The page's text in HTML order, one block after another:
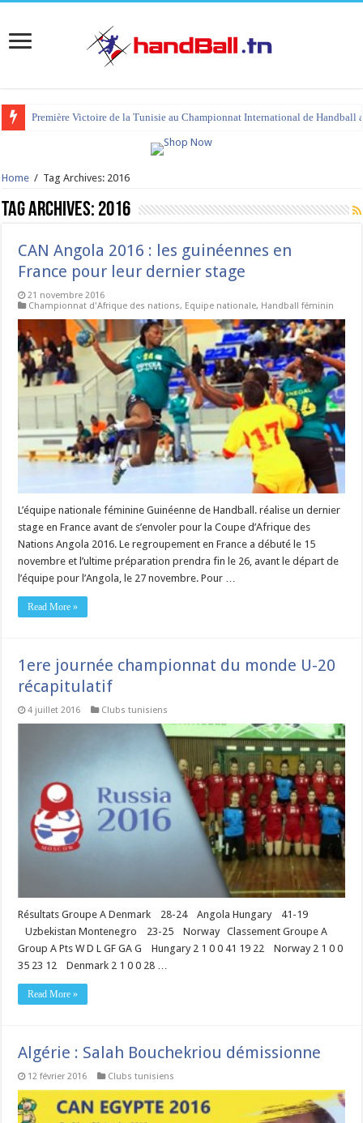
Première Victoire de la Tunisie au Championnat International de Handball
Home / Tag Archives: 2016
Tag Archives: 2016
CAN Angola 2016 : les guinéennes en
France pour leur dernier stage
21 novembre 2016
Championnat d'Afrique des nations, Equipe nationale, Handball féminin
L’équipe nationale féminine Guinéenne de Handball. réalise un dernier
stage en France avant de s’envoler pour la Coupe d’Afrique des
Nations Angola 2016. Le regroupement en France a débuté le 15
novembre et l’ultime préparation prendra fin le 26, avant le départ de
l’équipe pour l’Angola, le 27 novembre. Pour …
Read More »
1ere journée championnat du monde U-20
récapitulatif
4 juillet 2016 Clubs tunisiens
Résultats Groupe A Denmark 28-24 Angola Hungary 41-19
Uzbekistan Montenegro 23-25 Norway Classement Groupe A
Group A Pts W D L GF GA G Hungary 2 1 0 0 41 19 22 Norway 2 1 0 0
35 23 12 Denmark 2 1 0 0 28 …
Read More »
Algérie : Salah Bouchekriou démissionne
12 février 2016 Clubs tunisiens